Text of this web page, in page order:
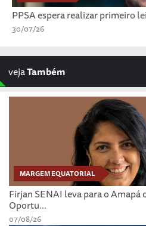
PPSA espera realizar primeiro
30/07/26
vejaTambém
MARGEM EQUATORIAL
Firjan SENAI leva para o Amapá
Oportu...
07/08/26